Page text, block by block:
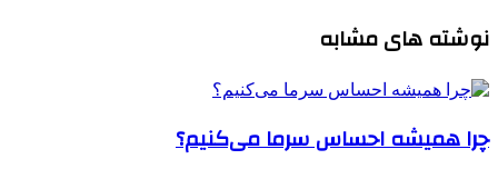
نوشته های مشابه
چرا همیشه احساس سرما می‌کنیم؟